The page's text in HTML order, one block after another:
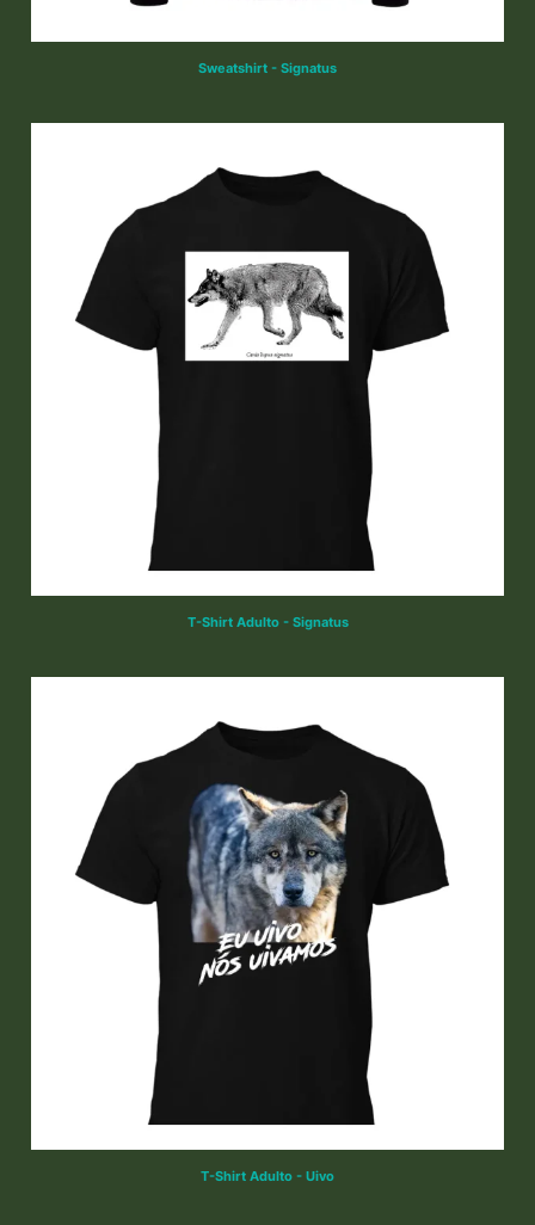
Sweatshirt - Signatus
T-Shirt Adulto - Signatus
T-Shirt Adulto - Uivo